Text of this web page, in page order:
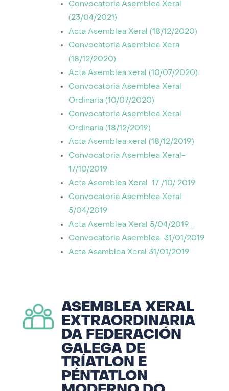
Convocatoria Asemblea Xeral
(23/04/2021)
Acta Asemblea Xeral (18/12/2020)
Convocatoria Asemblea Xera
(18/12/2020)
Acta Asemblea xeral (10/07/2020)
Convocatoria Asemblea Xeral
Ordinaria (10/07/2020)
Convocatoria Asemblea Xeral
Ordinaria (18/12/2019)
Acta Asemblea xeral (18/12/2019)
Convocatoria Asemblea Xeral-
17/10/2019
Acta Asemblea Xeral 17 /10/ 2019
Convocatoria Asemblea Xeral
5/04/2019
Acta Asemblea Xeral 5/04/2019 _
Convocatoria Asemblea 31/01/2019
Acta Asamblea Xeral 31/01/2019
ASEMBLEA XERAL
EXTRAORDINARIA
DA FEDERACIÓN
GALEGA DE
TRÍATLON E
PÉNTATLON